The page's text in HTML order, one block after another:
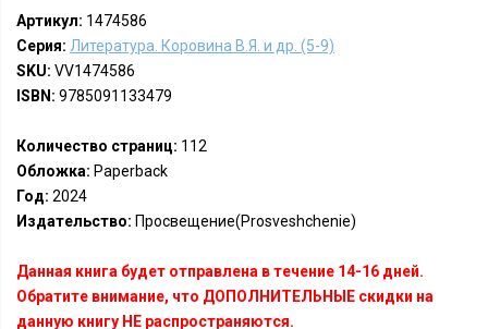
Артикул: 1474586
Серия: Литература. Коровина В.Я. и др. (5-9)
SKU: VV1474586
ISBN: 9785091133479
Количество страниц: 112
Обложка: Paperback
Год: 2024
Издательство: Просвещение(Prosveshchenie)
Данная книга будет отправлена в течение 14-16 дней.
Обратите внимание, что ДОПОЛНИТЕЛЬНЫЕ скидки на
данную книгу НЕ распространяются.